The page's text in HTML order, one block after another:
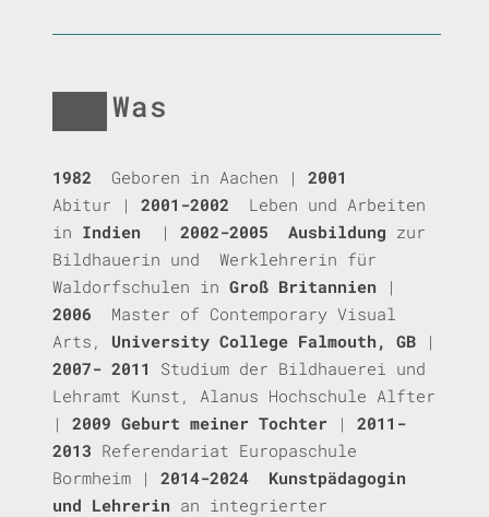
Was
1982 Geboren in Aachen |
2001
Abitur
| 2001-2002 Leben und Arbeiten
in Indien | 2002-2005 Ausbildung zur
Bildhauerin und
Werklehrerin für
Waldorfschulen in Groß Britannien
|
2006 Master of Contemporary Visual
Arts, University College Falmouth, GB
|
2007- 2011
Studium der Bildhauerei und
Lehramt Kunst, Alanus Hochschule Alfter
|
2009 Geburt meiner Tochter |2011-
2013 Referendariat Europaschule
Bormheim
|2014-2024
Kunstpädagogin
und Lehrerin an integrierter